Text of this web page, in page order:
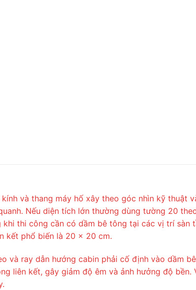
và thang máy hố xây theo góc nhìn kỹ thuật
Nếu diện tích lớn thường dùng tường 20
thi công cần có dầm bê tông tại các vị trí sàn
kết phổ biến là 20 x 20 cm.
và ray dẫn hướng cabin phải cố định vào dầm
liên kết, gây giảm độ êm và ảnh hưởng độ